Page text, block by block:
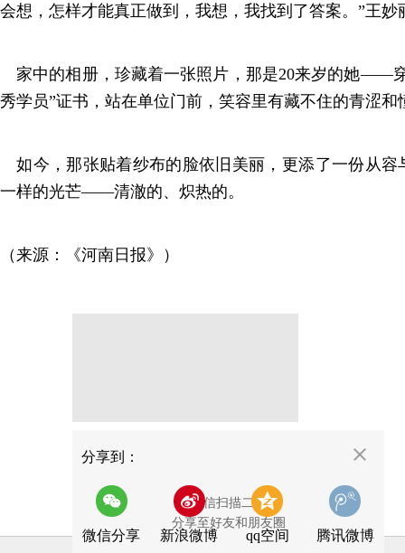
会想，怎样才能真正做到，我想，我找到了答案。”王妙
家中的相册，珍藏着一张照片，那是20来岁的她——
秀学员”证书，站在单位门前，笑容里有藏不住的青涩和
如今，那张贴着纱布的脸依旧美丽，更添了一份从容
一样的光芒——清澈的、炽热的。
（来源：《河南日报》）
分享到：
微信分享
用微信扫描二维码
分享至好友和朋友圈
新浪微博 qq空间 腾讯微博